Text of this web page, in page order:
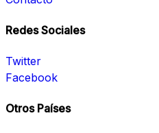
Redes Sociales
Twitter
Facebook
Otros Países